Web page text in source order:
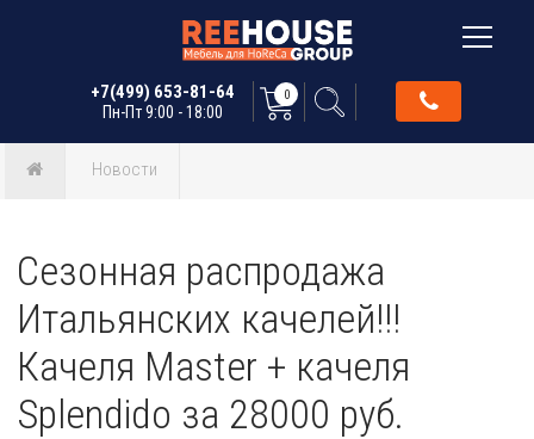
+7(499) 653-81-64
Пн-Пт 9:00 - 18:00
0
Новости
Сезонная распродажа
Итальянских качелей!!!
Качеля Master + качеля
Splendido за 28000 руб.